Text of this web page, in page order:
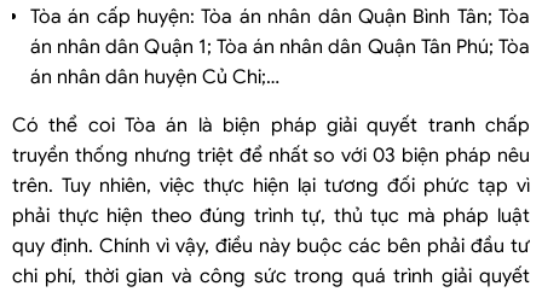
Tòa án cấp huyện: Tòa án nhân dân Quận Bình Tân; Tòa
án nhân dân Quận 1; Tòa án nhân dân Quận Tân Phú; Tòa
án nhân dân huyện Củ Chi;…
Có thể coi Tòa án là biện pháp giải quyết tranh chấp
truyền thống nhưng triệt để nhất so với 03 biện pháp nêu
trên. Tuy nhiên, việc thực hiện lại tương đối phức tạp vì
phải thực hiện theo đúng trình tự, thủ tục mà pháp luật
quy định. Chính vì vậy, điều này buộc các bên phải đầu tư
chi phí, thời gian và công sức trong quá trình giải quyết